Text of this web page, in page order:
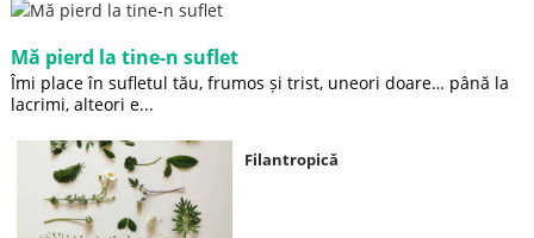
Mă pierd la tine-n suflet
Îmi place în sufletul tău, frumos și trist, uneori doare… până la
lacrimi, alteori e...
Filantropică